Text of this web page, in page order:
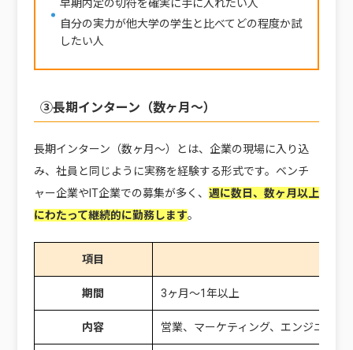
早期内定の切符を確実に手に入れたい人
自分の実力が他大学の学生と比べてどの程度か試
したい人
③長期インターン（数ヶ月〜）
長期インターン（数ヶ月〜）とは、企業の現場に入り込
み、社員と同じように実務を経験する形式です。ベンチ
ャー企業やIT企業での募集が多く、 週に数日、数ヶ月以上
にわたって継続的に勤務します。
項目
期間 3ヶ月〜1年以上
内容 営業、マーケティング、エンジニアな